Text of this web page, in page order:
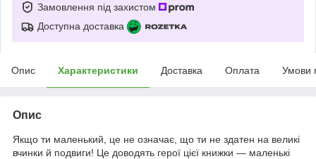
Замовлення під захистом
Доступна доставка
Опис Характеристики Доставка Оплата Умови
Опис
Якщо ти маленький, це не означає, що ти не здатен на великі
вчинки й подвиги! Це доводять герої цієї книжки — маленькі